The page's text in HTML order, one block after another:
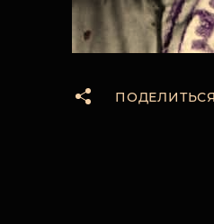
ПОДЕЛИТЬСЯ